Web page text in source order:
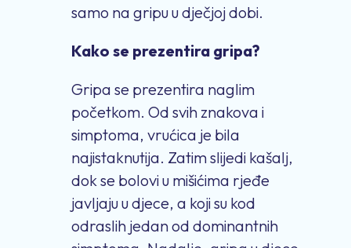
samo na gripu u dječjoj dobi.
Kako se prezentira gripa?
Gripa se prezentira naglim
početkom. Od svih znakova i
simptoma, vrućica je bila
najistaknutija. Zatimslijedikašalj,
dokse bolovi u mišićima rjeđe
javljaju u djece, a koji su kod
odraslih jedan od dominantnih